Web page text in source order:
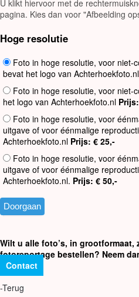
U klikt hiervoor met de
pagina. Kies dan voor "Afbeelding
Hoge resolutie
Foto in hoge resolutie, voor niet-
bevat het logo van Achterhoekfoto.nl
Foto in hoge resolutie, voor niet-
het logo van Achterhoekfoto.nl
Foto in hoge resolutie, voor
uitgave of voor éénmalige
Achterhoekfoto.nl Prijs: € 25,-
Foto in hoge resolutie, voor
uitgave of voor éénmalige
Achterhoekfoto.nl. Prijs: € 50,-
Wilt u alle foto’s, in grootformaat,
fotoreportage bestellen? Neem
Contact
-Terug